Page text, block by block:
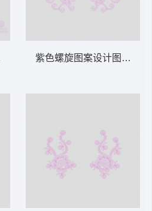
盘带 链目绣 特种
紫色螺旋图案设计图 绳绣